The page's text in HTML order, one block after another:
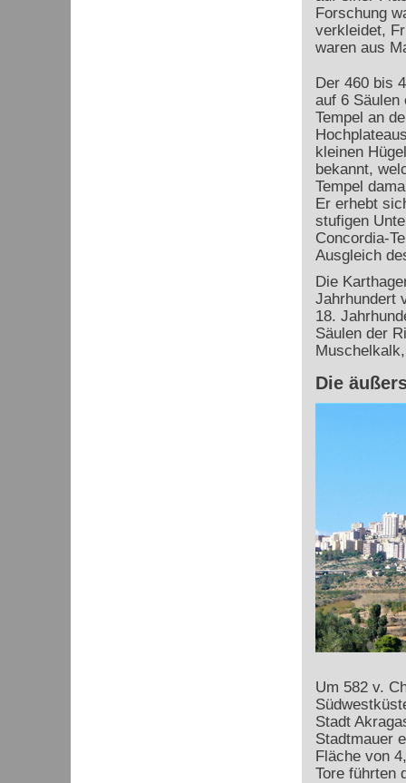
Forschung
verkleidet,
waren aus
Der 460 bis
auf 6 Säulen
Tempel an
kleinen
bekannt,
Tempel
Er erhebt
stufigen
Concordia-
Ausgleich
Die
Jahrhundert
18.
Säulen der
Die
Um 582 v.
Stadt
Stadtmauer
Fläche von
Tore führten